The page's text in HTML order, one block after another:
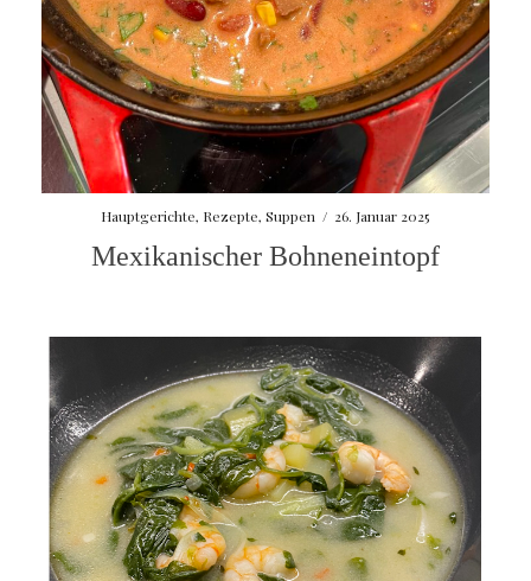
Hauptgerichte, Rezepte,Suppen / 26. Januar 2025
Mexikanischer Bohneneintopf